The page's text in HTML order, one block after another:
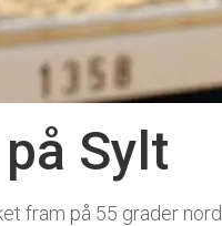
Sylt
fram på 55 grader nord.